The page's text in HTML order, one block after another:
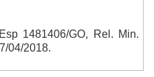
1481406/GO, Rel. Min.
04/2018.